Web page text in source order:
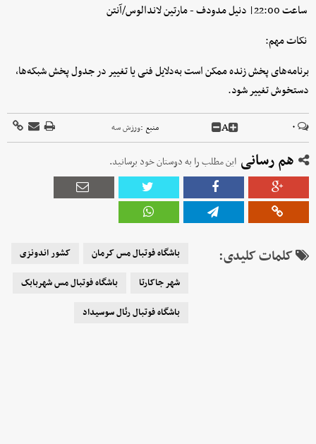
ساعت 22:00| دنیل مدودف - مارتین لاندالوس/آنتن
نکات مهم:
برنامه‌های پخش زنده ممکن است به‌دلایل فنی یا تغییر در جدول پخش شبکه‌ها،
دستخوش تغییر شود.
۰ A منبع :ورزش سه
هم رسانی این مطلب را به دوستان خود برسانید.
کلمات کلیدی: باشگاه فوتبال مس کرمان
کشور اندونزی
شهر جاکارتا
باشگاه فوتبال مس شهربابک
باشگاه فوتبال رئال سوسیداد